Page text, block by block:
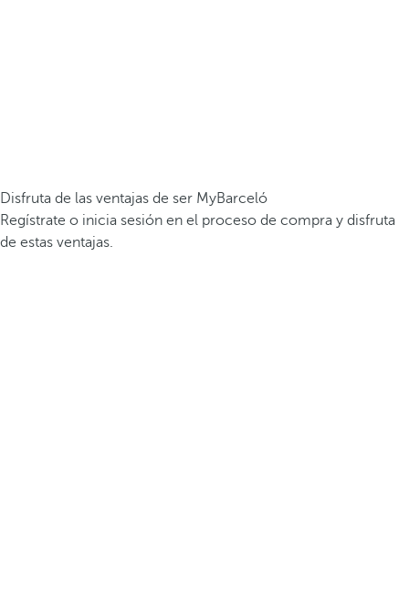
Disfruta de las ventajas de ser MyBarceló
Regístrate o inicia sesión en el proceso de compra y disfruta
de estas ventajas.